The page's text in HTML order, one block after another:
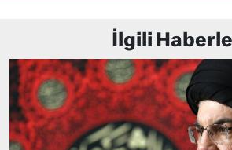
İlgili